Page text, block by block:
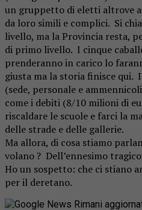
un gruppetto di eletti altrove
da loro simili e complici. Si
livello, ma la Provincia resta,
di primo livello. I cinque
prenderanno in carico lo
giusta ma la storia finisce qui.
(sede, personale e
come i debiti (8/10 milioni di
riscaldare le scuole e farci la
delle strade e delle gallerie.
Ma allora, di cosa stiamo
volano ? Dell’ennesimo
Ho un sospetto: che ci stiano
per il deretano.
Rimani